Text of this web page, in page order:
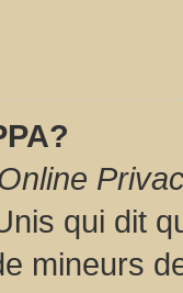
qui dit
mineurs